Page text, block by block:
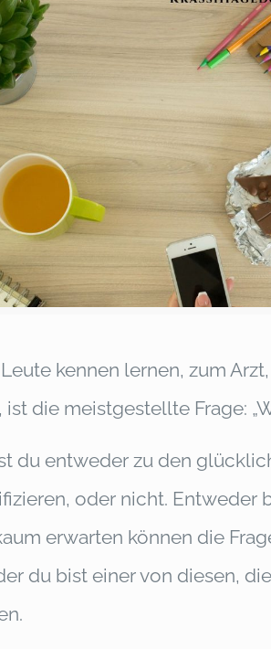
kennen lernen, zum
ist die meistgestellte Frage:
du entweder zu den
oder nicht. Entweder
erwarten können die
du bist einer von diesen,